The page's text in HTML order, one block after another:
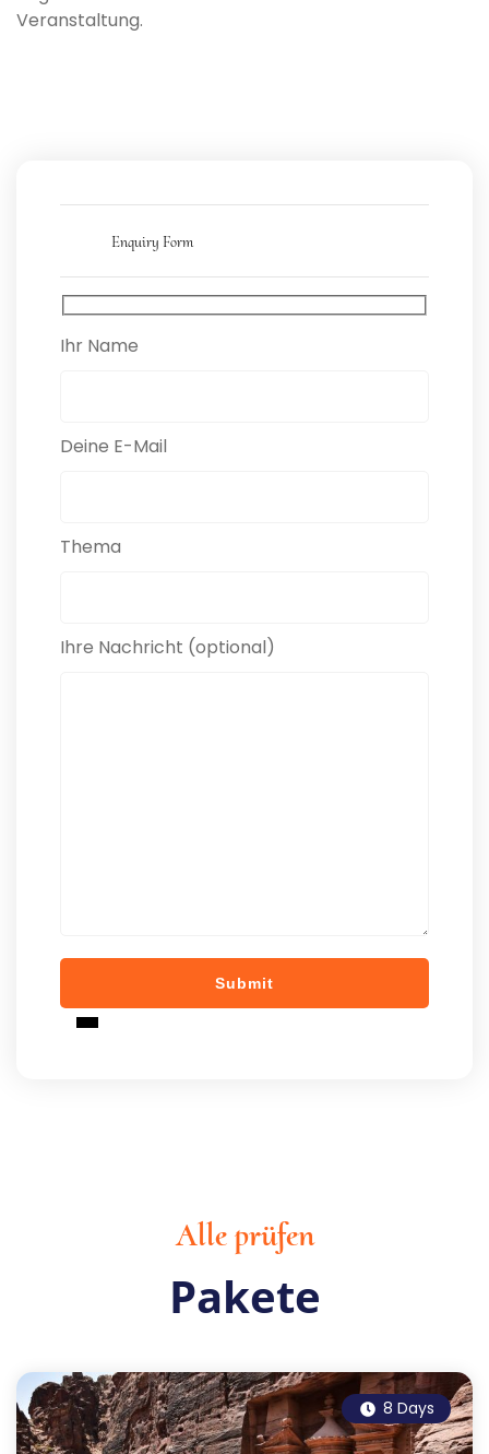
Veranstaltung.
Enquiry Form
Ihr Name
Deine E-Mail
Thema
Ihre Nachricht (optional)
Alle prüfen
Pakete
8 Days